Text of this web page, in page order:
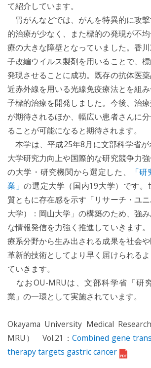
て紹介しています。
胃がんなどでは、がんを特異的に攻
的治療が少なく、また標的の発現が不
療の大きな障壁となっていました。香
子改編ウイルス製剤を用いることで、
発現させることに成功。既存の抗体医
近赤外線を用いる光線免疫療法とを組
子標的治療を開発しました。今後、治
が期待されるほか、幅広い患者さんに
ることが可能になると期待されます。
本学は、平成25年8月に文部科学省が
大学研究力向上や国際的な研究競争力
の大学・研究機関から選定した、
「
業」の選定大学（国内19大学）です。
質ともに存在感を示す「リサーチ・ユ
大学）：岡山大学」の構築のため、強
な情報発信を力強く推進していきます
療系分野から生み出される成果を社会
革新的技術としてより早く届けられる
ていきます。
なおOU-MRUは、文部科学省「研
業」の一環として実施されています。
Okayama University Medical
MRU） Vol.21：Combined gene
therapy targets gastric cancer